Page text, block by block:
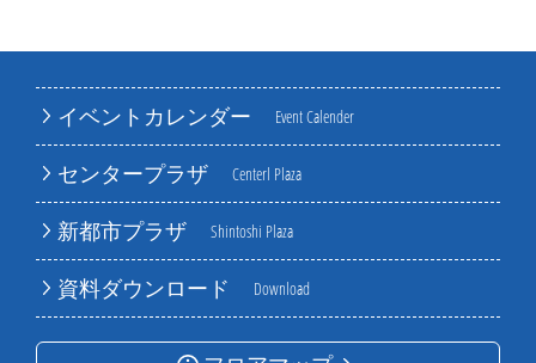
イベントカレンダー Event Calender
センタープラザ Centerl Plaza
新都市プラザ Shintoshi Plaza
資料ダウンロード Download